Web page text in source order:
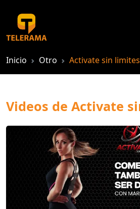
Inicio Otro Activate sin limites
Videos de Activate